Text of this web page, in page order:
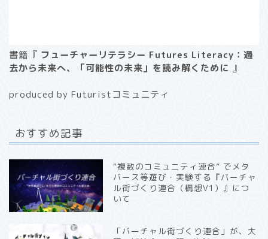
書籍『 フューチャーリテラシー Futures Literacy：過
去から未来へ、「可能性の未来」を読み解くために 』
produced by Futuristコミュニティ
おすすめ記事
“複数のコミュニティ連合” でメタ
バース等遊び・実験する『バーチャ
ル街づくり連合（構想V1）』につ
いて
「バーチャル街づくり連合」が、大